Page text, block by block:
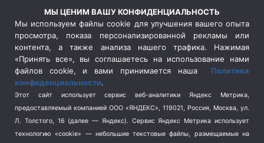
(510)
Сельское хозяйство (3)
Социальная политика
(3)
Спецоперация в Украине
Спецоперация на Украине
(404)
Спорт (740)
Терроризм (1)
Транспорт (262)
МЫ ЦЕНИМ ВАШУ КОНФИДЕНЦИАЛЬНОСТЬ
Мы используем файлы cookie для улучшения вашего опыта
просмотра, показа персонализированной рекламы или
контента, а также анализа нашего трафика. Нажимая
«Принять все», вы соглашаетесь на использование нами
файлов cookie, и вами принимается наша Политика
конфиденциальности.
Этот сайт использует сервис веб-аналитики Яндекс Метрика,
предоставляемый компанией ООО «ЯНДЕКС», 119021, Россия, Москва, ул.
Л. Толстого, 16 (далее — Яндекс). Сервис Яндекс Метрика использует
технологию «cookie» — небольшие текстовые файлы, размещаемые на